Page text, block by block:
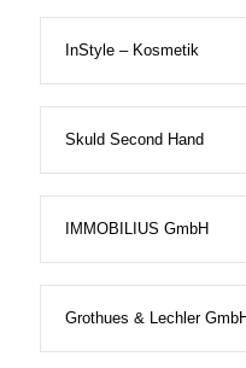
InStyle – Kosmetik
Skuld Second Hand
IMMOBILIUS GmbH
Grothues & Lechler